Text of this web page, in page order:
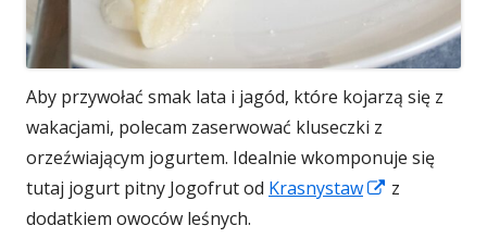
Aby przywołać smak lata i jagód, które kojarzą się z
wakacjami, polecam zaserwować kluseczki z
orzeźwiającym jogurtem. Idealnie wkomponuje się
tutaj jogurt pitny Jogofrut od Krasnystaw
Strona
z
dodatkiem owoców leśnych.